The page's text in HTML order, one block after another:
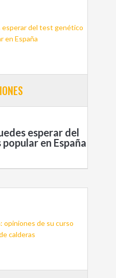
esperar del
en España